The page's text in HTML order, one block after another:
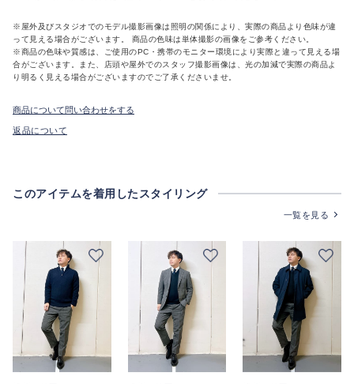
※屋外及びスタジオでのモデル撮影画像は照明の関係により、実際の商品より色味が違
って見える場合がございます。 商品の色味は単体撮影の画像をご参考ください。
※商品の色味や質感は、ご使用のPC・携帯のモニター環境により実際と違って見える場
合がございます。また、店頭や屋外でのスタッフ撮影画像は、光の加減で実際の商品よ
り明るく見える場合がございますのでご了承くださいませ。
商品について問い合わせをする
返品について
このアイテムを着用したスタイリング
一覧を見る